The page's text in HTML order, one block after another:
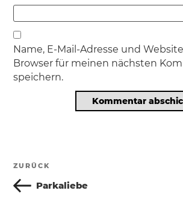
Name, E-Mail-Adresse und
Browser für meinen nächsten
speichern.
Beitragsnavigation
Vorheriger
Beitrag
ZURÜCK
Parkaliebe